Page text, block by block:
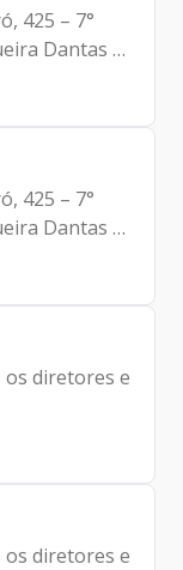
425 – 7°
Dantas –
425 – 7°
Dantas –
os diretores e
os diretores e